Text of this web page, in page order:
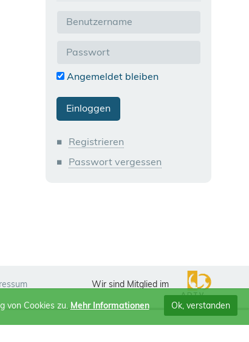
Angemeldet bleiben
Registrieren
Passwort vergessen
Wir sind Mitglied im
von Cookies zu. Mehr Informationen Ok, verstanden